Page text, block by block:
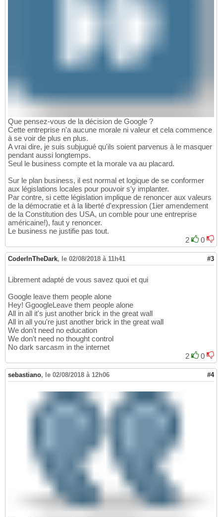
Que pensez-vous de la décision de Google ?
Cette entreprise n'a aucune morale ni valeur et cela commence
à se voir de plus en plus.
A vrai dire, je suis subjugué qu'ils soient parvenus à le masquer
pendant aussi longtemps.
Seul le business compte et la morale va au placard.
Sur le plan business, il est normal et logique de se conformer
aux législations locales pour pouvoir s'y implanter.
Par contre, si cette législation implique de renoncer aux valeurs
de la démocratie et à la liberté d'expression (1ier amendement
de la Constitution des USA, un comble pour une entreprise
américaine!), faut y renoncer.
Le business ne justifie pas tout.
2
0
CoderInTheDark, le 02/08/2018 à 11h41 #3
Librement adapté de vous savez quoi et qui
Google leave them people alone
Hey! GgoogleLeave them people alone
All in all it's just another brick in the great wall
All in all you're just another brick in the great wall
We don't need no education
We don't need no thought control
No dark sarcasm in the internet
2
0
sebastiano, le 02/08/2018 à 12h06 #4